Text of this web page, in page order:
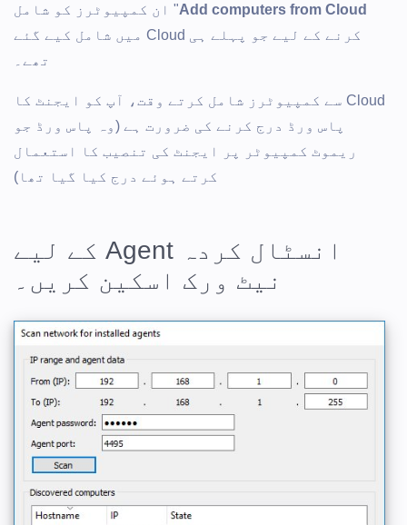
Add computers from Cloud" ان کمپیوٹرز کو شامل
کرنے کے لیے جو پہلے ہی Cloud میں شامل کیے گئے
تھے۔
Cloud سے کمپیوٹرز شامل کرتے وقت، آپ کو ایجنٹ کا
پاس ورڈ درج کرنے کی ضرورت ہے (وہ پاس ورڈ جو
ریموٹ کمپیوٹر پر ایجنٹ کی تنصیب کا استعمال
کرتے ہوئے درج کیا گیا تھا)
انسٹال کردہ Agent کے لیے
نیٹ ورک اسکین کریں۔